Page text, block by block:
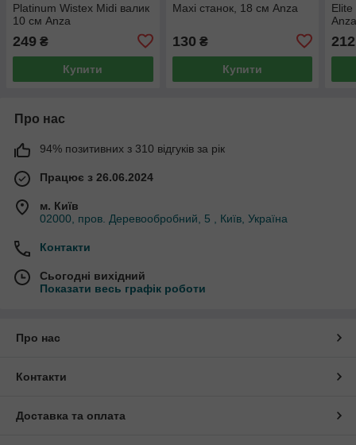
Platinum Wistex Midi валик
10 см Anza
249 ₴
Купити
Maxi cтанок, 18 см Anza
130 ₴
Купити
Elite
212
Про нас
94% позитивних з 310 відгуків за рік
Працює з 26.06.2024
м. Київ
02000, пров. Деревообробний, 5 , Київ, Україна
Контакти
Сьогодні вихідний
Показати весь графік роботи
Про нас
Контакти
Доставка та оплата